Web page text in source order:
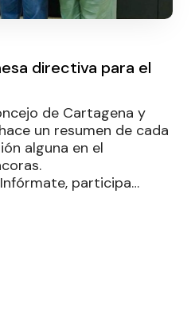
directiva para el
de Cartagena y
un resumen de cada
alguna en el
participa…